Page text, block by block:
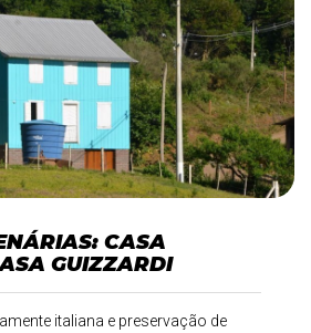
CASA
GUIZZARDI
italiana e preservação de